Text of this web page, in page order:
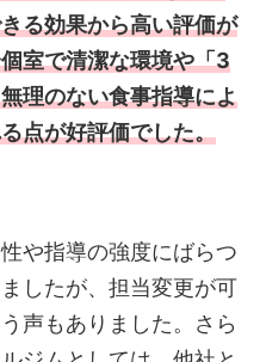
る効果から高い評価が
室で清潔な環境や「3
理のない食事指導によ
点が好評価でした。
や指導の強度にばらつ
したが、担当変更が可
声もありました。さら